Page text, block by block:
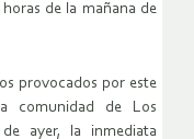
de la mañana de
provocados por este
comunidad de Los
ayer, la inmediata